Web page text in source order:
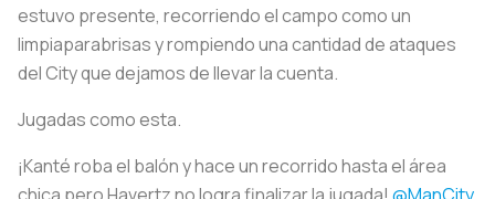
estuvo presente, recorriendo el campo como un
limpiaparabrisas y rompiendo una cantidad de ataques
del City que dejamos de llevar la cuenta.
Jugadas como esta.
¡Kanté roba el balón y hace un recorrido hasta el área